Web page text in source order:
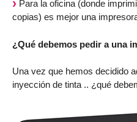
Para la oficina (donde
copias) es mejor una
¿Qué debemos pedir a una
Una vez que hemos decidido
inyección de tinta .. ¿qué